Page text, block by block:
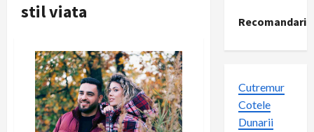
stil viata Recomandari
Cutremur
Cotele
Dunarii